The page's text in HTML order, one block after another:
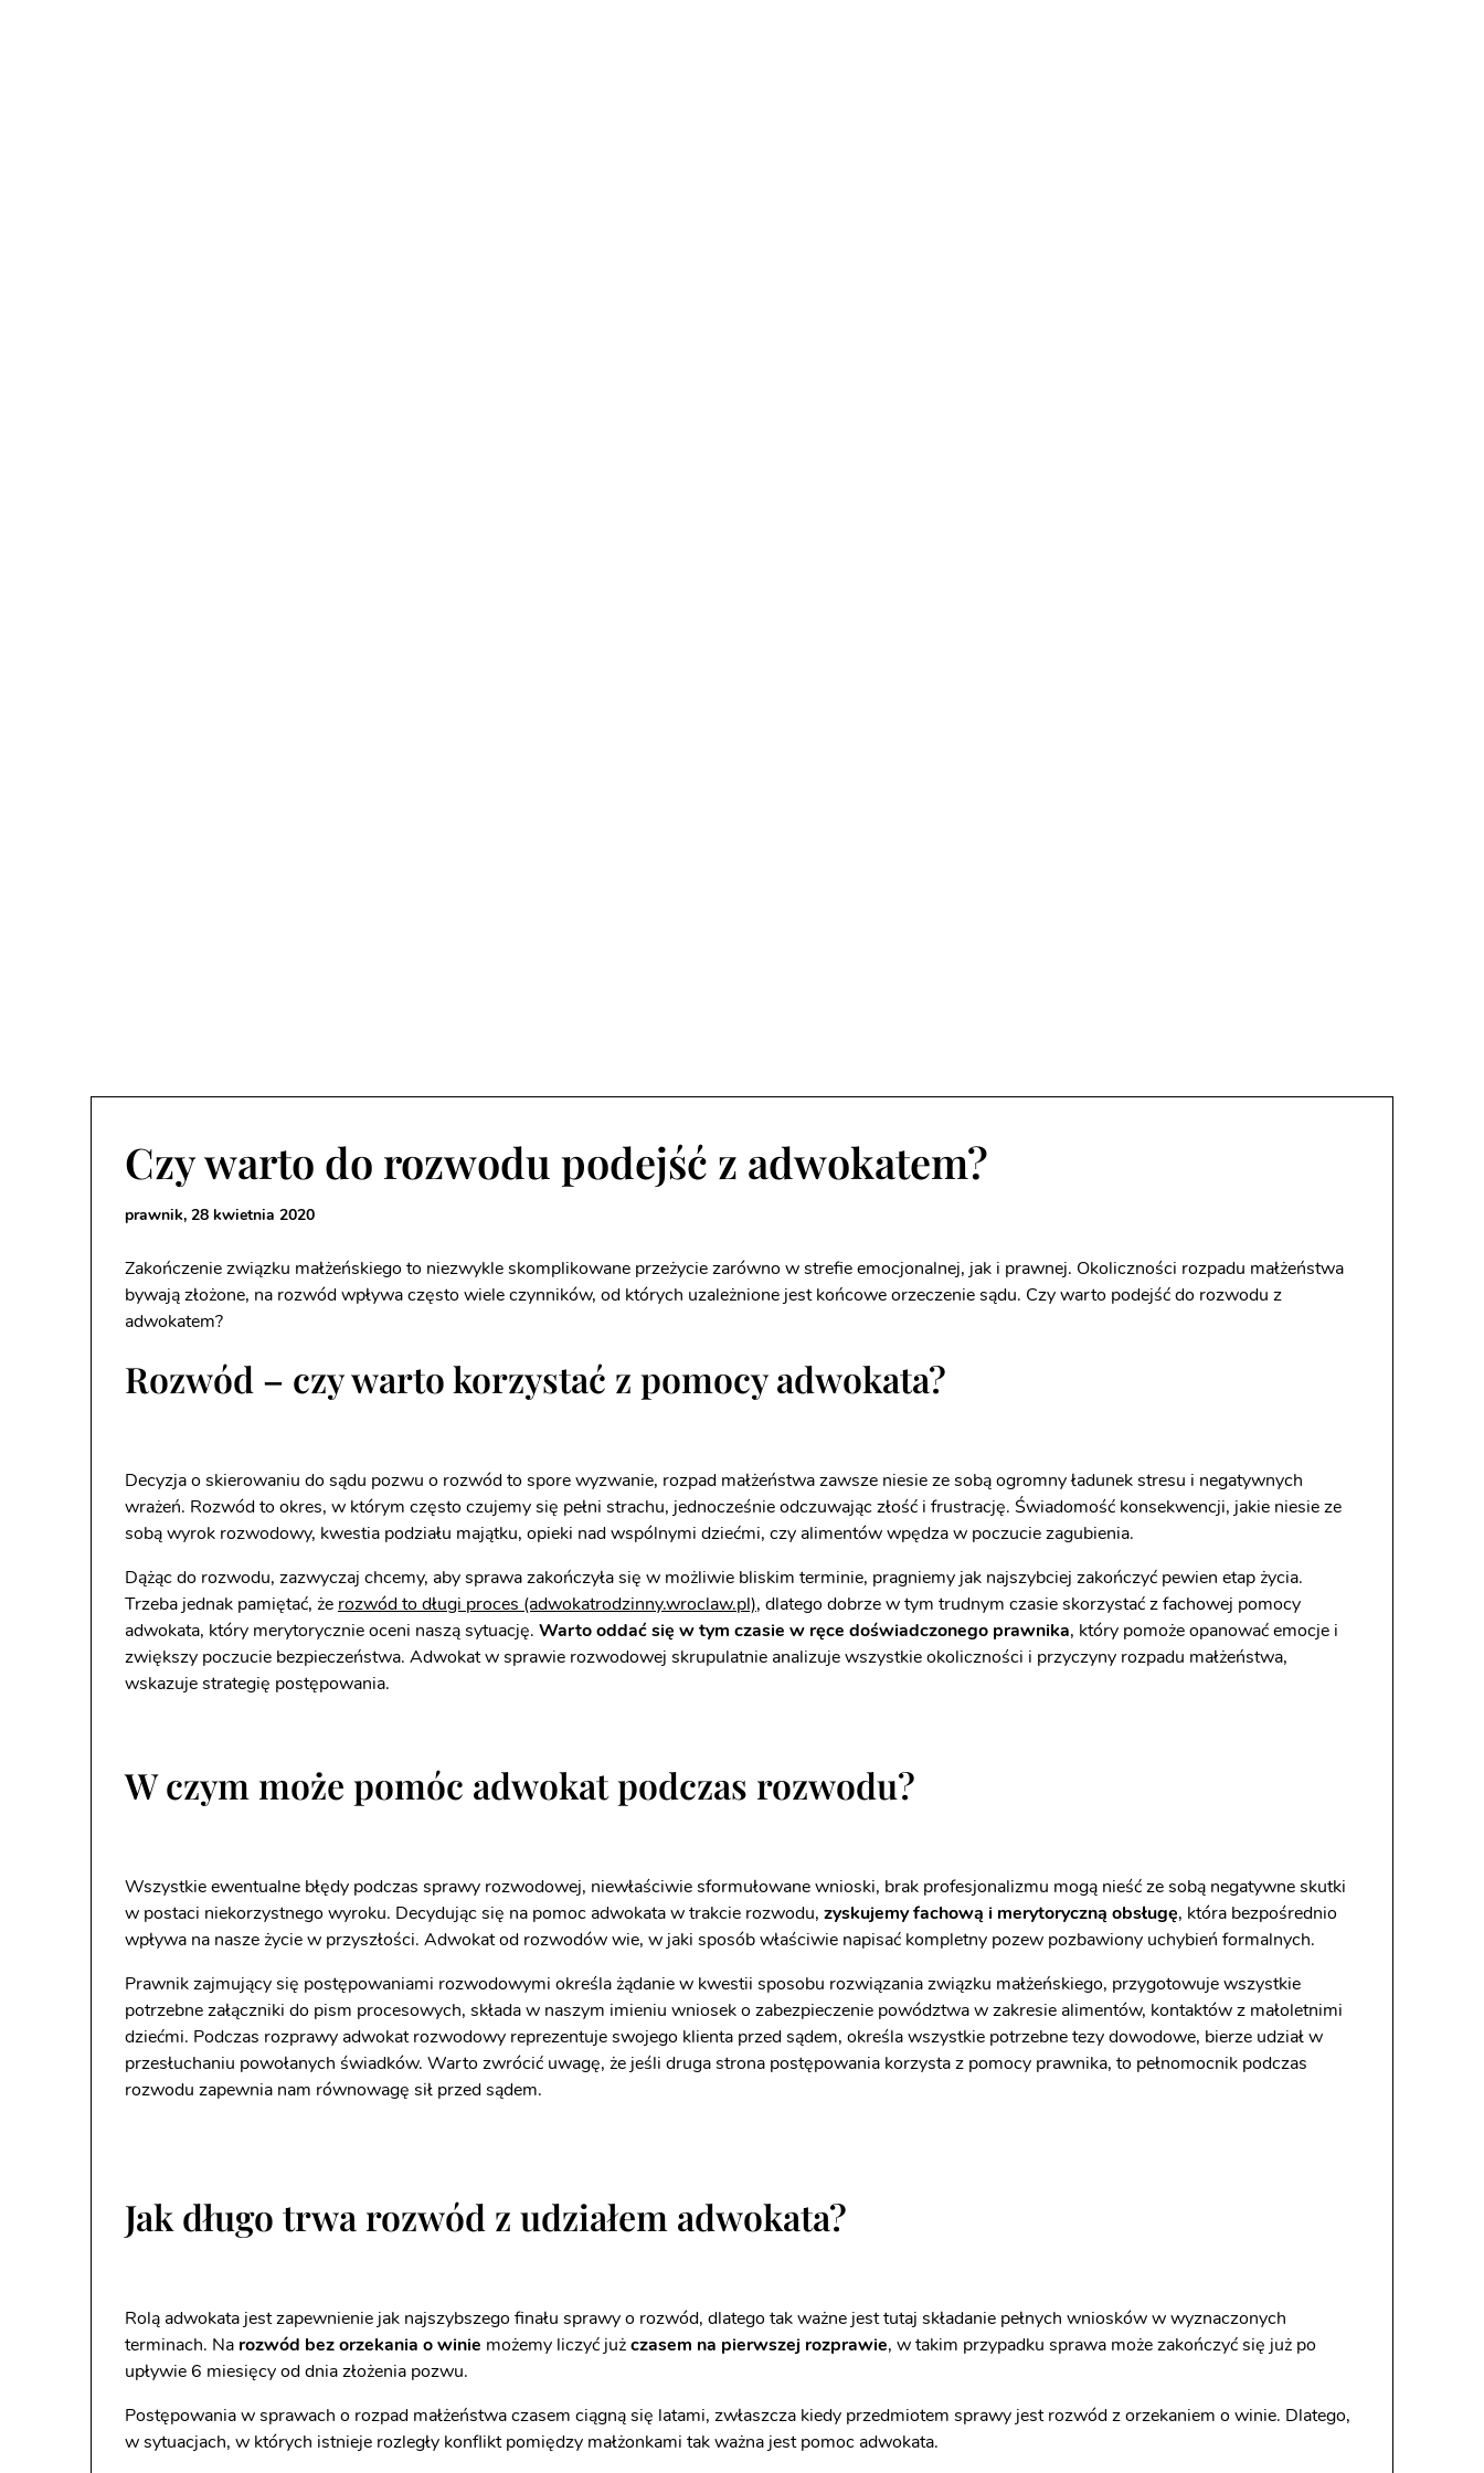
Czy warto do rozwodu podejść z adwokatem?
prawnik, 28 kwietnia 2020
Zakończenie związku małżeńskiego to niezwykle skomplikowane przeżycie zarówno w strefie emocjonalnej, jak i prawnej. Okoliczności rozpadu małżeństwa
bywają złożone, na rozwód wpływa często wiele czynników, od których uzależnione jest końcowe orzeczenie sądu. Czy warto podejść do rozwodu z
adwokatem?
Rozwód – czy warto korzystać z pomocy adwokata?
Decyzja o skierowaniu do sądu pozwu o rozwód to spore wyzwanie, rozpad małżeństwa zawsze niesie ze sobą ogromny ładunek stresu i negatywnych
wrażeń. Rozwód to okres, w którym często czujemy się pełni strachu, jednocześnie odczuwając złość i frustrację. Świadomość konsekwencji, jakie niesie ze
sobą wyrok rozwodowy, kwestia podziału majątku, opieki nad wspólnymi dziećmi, czy alimentów wpędza w poczucie zagubienia.
Dążąc do rozwodu, zazwyczaj chcemy, aby sprawa zakończyła się w możliwie bliskim terminie, pragniemy jak najszybciej zakończyć pewien etap życia.
Trzeba jednak pamiętać, że rozwód to długi proces (adwokatrodzinny.wroclaw.pl), dlatego dobrze w tym trudnym czasie skorzystać z fachowej pomocy
adwokata, który merytorycznie oceni naszą sytuację. Warto oddać się w tym czasie w ręce doświadczonego prawnika, który pomoże opanować emocje i
zwiększy poczucie bezpieczeństwa. Adwokat w sprawie rozwodowej skrupulatnie analizuje wszystkie okoliczności i przyczyny rozpadu małżeństwa,
wskazuje strategię postępowania.
W czym może pomóc adwokat podczas rozwodu?
Wszystkie ewentualne błędy podczas sprawy rozwodowej, niewłaściwie sformułowane wnioski, brak profesjonalizmu mogą nieść ze sobą negatywne skutki
w postaci niekorzystnego wyroku. Decydując się na pomoc adwokata w trakcie rozwodu, zyskujemy fachową i merytoryczną obsługę, która bezpośrednio
wpływa na nasze życie w przyszłości. Adwokat od rozwodów wie, w jaki sposób właściwie napisać kompletny pozew pozbawiony uchybień formalnych.
Prawnik zajmujący się postępowaniami rozwodowymi określa żądanie w kwestii sposobu rozwiązania związku małżeńskiego, przygotowuje wszystkie
potrzebne załączniki do pism procesowych, składa w naszym imieniu wniosek o zabezpieczenie powództwa w zakresie alimentów, kontaktów z małoletnimi
dziećmi. Podczas rozprawy adwokat rozwodowy reprezentuje swojego klienta przed sądem, określa wszystkie potrzebne tezy dowodowe, bierze udział w
przesłuchaniu powołanych świadków. Warto zwrócić uwagę, że jeśli druga strona postępowania korzysta z pomocy prawnika, to pełnomocnik podczas
rozwodu zapewnia nam równowagę sił przed sądem.
Jak długo trwa rozwód z udziałem adwokata?
Rolą adwokata jest zapewnienie jak najszybszego finału sprawy o rozwód, dlatego tak ważne jest tutaj składanie pełnych wniosków w wyznaczonych
terminach. Na rozwód bez orzekania o winie możemy liczyć jużczasem na pierwszej rozprawie, w takim przypadku sprawa może zakończyć się już po
upływie 6 miesięcy od dnia złożenia pozwu.
Postępowania w sprawach o rozpad małżeństwa czasem ciągną się latami, zwłaszcza kiedy przedmiotem sprawy jest rozwód z orzekaniem o winie. Dlatego,
w sytuacjach, w których istnieje rozległy konflikt pomiędzy małżonkami tak ważna jest pomoc adwokata.